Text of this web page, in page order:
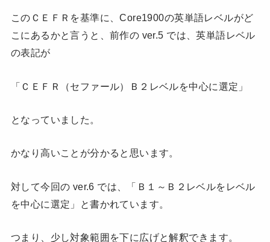
このＣＥＦＲを基準に、Core1900の英単語レベルがど
こにあるかと言うと、前作の ver.5 では、英単語レベル
の表記が
「ＣＥＦＲ（セファール）Ｂ２レベルを中心に選定」
となっていました。
かなり高いことが分かると思います。
対して今回の ver.6 では、「Ｂ１～Ｂ２レベルをレベル
を中心に選定」と書かれています。
つまり、少し対象範囲を下に広げと解釈できます。